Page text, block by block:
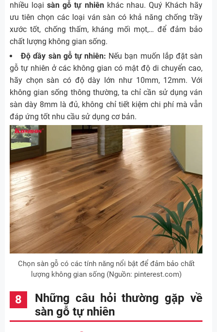
nhiều loạisàn gỗ tự nhiênkhác nhau. Quý Khách hãy
ưu tiên chọn các loại ván sàn có khả năng chống trầy
xước tốt, chống thấm, kháng mối mọt,… để đảm bảo
chất lượng không gian sống.
Độ dầy sàn gỗ tự nhiên: Nếu bạn muốn lắp đặt sàn
gỗ tự nhiên ở các không gian có mật độ di chuyển cao,
hãy chọn sàn có độ dày lớn như 10mm, 12mm. Với
không gian sống thông thường, ta chỉ cần sử dụng ván
sàn dày 8mm là đủ, không chỉ tiết kiệm chi phí mà vẫn
đáp ứng tốt nhu cầu sử dụng cơ bản.
Chọn sàn gỗ có các tính năng nổi bật để đảm bảo chất
lượng không gian sống (Nguồn: pinterest.com)
Những câu hỏi thường gặp về
sàn gỗ tự nhiên